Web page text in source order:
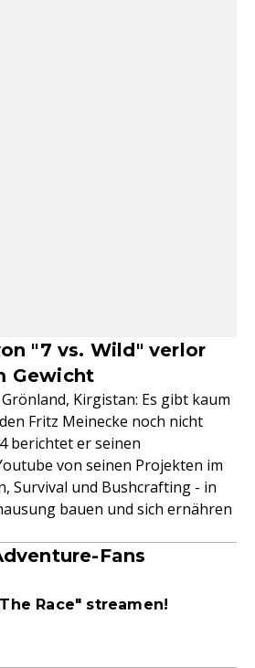
"7 vs. Wild" verlor
Gewicht
Kirgistan: Es gibt kaum
Fritz Meinecke noch nicht
berichtet er seinen
von seinen Projekten im
Survival und Bushcrafting - in
bauen und sich ernähren
Fans
Race" streamen!